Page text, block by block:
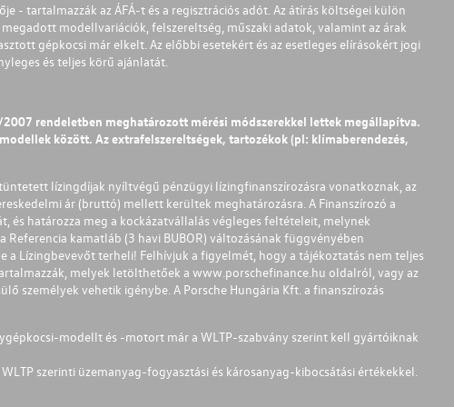
- tartalmazzák az ÁFÁ-t és a regisztrációs adót. Az átírás költségei külön
modellvariációk, felszereltség, műszaki adatok, valamint az árak
gépkocsi már elkelt. Az előbbi esetekért és az esetleges elírásokért jogi
és teljes körű ajánlatát.
rendeletben meghatározott mérési módszerekkel lettek megállapítva.
között. Az extrafelszereltségek, tartozékok (pl: klímaberendezés,
lízingdíjak nyíltvégű pénzügyi lízingfinanszírozásra vonatkoznak, az
ár (bruttó) mellett kerültek meghatározásra. A Finanszírozó a
határozza meg a kockázatvállalás végleges feltételeit, melynek
kamatláb (3 havi BUBOR) változásának függvényében
a Lízingbevevőt terheli! Felhívjuk a figyelmét, hogy a tájékoztatás nem teljes
melyek letölthetőek a www.porschefinance.hu oldalról, vagy az
személyek vehetik igénybe. A Porsche Hungária Kft. a finanszírozás
modellt és -motort már a WLTP-szabvány szerint kell gyártóiknak
szerinti üzemanyag-fogyasztási és károsanyag-kibocsátási értékekkel.